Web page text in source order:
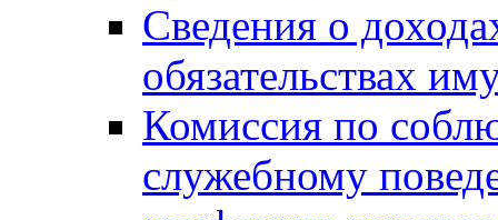
Сведения о
обязательствах
Комиссия по
служебному